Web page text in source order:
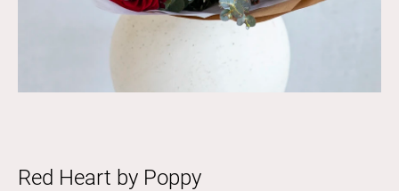
Red Heart by Poppy